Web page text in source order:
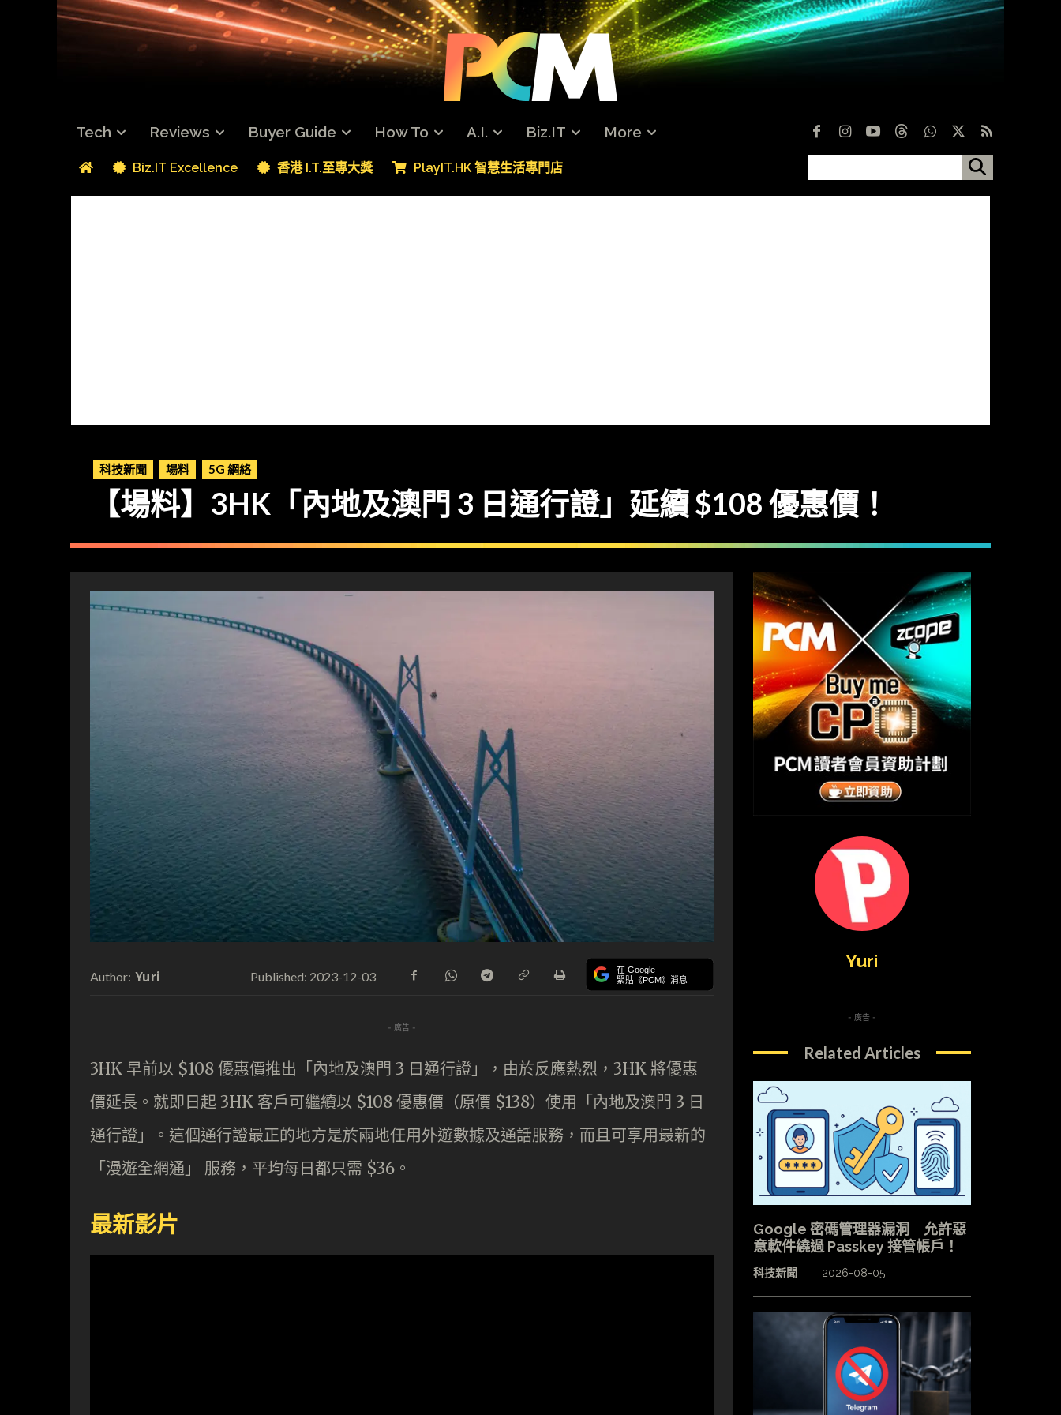
Tech Reviews Buyer Guide How To A.I. Biz.IT More
Biz.IT Excellence 香港 I.T.至專大獎 PlayIT.HK 智慧生活專門店
科技新聞 場料 5G 網絡
【場料】3HK「內地及澳門 3 日通行證」延續 $108 優惠價！
Author: Yuri Published: 2023-12-03 在 Google
緊貼《PCM》消息
- 廣告 -
3HK 早前以 $108 優惠價推出「內地及澳門 3 日通行證」，由於反應熱烈，3HK 將優惠
價延長。就即日起 3HK 客戶可繼續以 $108 優惠價（原價 $138）使用「內地及澳門 3 日
通行證」。這個通行證最正的地方是於兩地任用外遊數據及通話服務，而且可享用最新的
「漫遊全網通」 服務，平均每日都只需 $36。
最新影片
Yuri
- 廣告 -
Related Articles
Google 密碼管理器漏洞 允許惡
意軟件繞過 Passkey 接管帳戶！
科技新聞 2026-08-05